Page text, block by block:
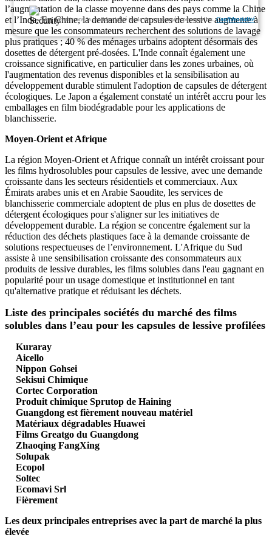
Nous garantissons la confidentialité totale de vos données personnelles.Confidentialité
l’augmentation de la classe moyenne dans des pays comme la Chine
et l’Inde. En Chine, la demande de capsules de lessive augmente à
mesure que les consommateurs recherchent des solutions de lavage
plus pratiques ; 40 % des ménages urbains adoptent désormais des
dosettes de détergent pré-dosées. L'Inde connaît également une
croissance significative, en particulier dans les zones urbaines, où
l'augmentation des revenus disponibles et la sensibilisation au
développement durable stimulent l'adoption de capsules de détergent
écologiques. Le Japon a également constaté un intérêt accru pour les
emballages en film biodégradable pour les applications de
blanchisserie.
Moyen-Orient et Afrique
La région Moyen-Orient et Afrique connaît un intérêt croissant pour
les films hydrosolubles pour capsules de lessive, avec une demande
croissante dans les secteurs résidentiels et commerciaux. Aux
Émirats arabes unis et en Arabie Saoudite, les services de
blanchisserie commerciale adoptent de plus en plus de dosettes de
détergent écologiques pour s'aligner sur les initiatives de
développement durable. La région se concentre également sur la
réduction des déchets plastiques face à la demande croissante de
solutions respectueuses de l’environnement. L'Afrique du Sud
assiste à une sensibilisation croissante des consommateurs aux
produits de lessive durables, les films solubles dans l'eau gagnant en
popularité pour un usage domestique et institutionnel en tant
qu'alternative pratique et réduisant les déchets.
Liste des principales sociétés du marché des films
solubles dans l’eau pour les capsules de lessive profilées
Kuraray
Aicello
Nippon Gohsei
Sekisui Chimique
Cortec Corporation
Produit chimique Sprutop de Haining
Guangdong est fièrement nouveau matériel
Matériaux dégradables Huawei
Films Greatgo du Guangdong
Zhaoqing FangXing
Solupak
Ecopol
Soltec
Ecomavi Srl
Fièrement
Les deux principales entreprises avec la part de marché la plus
élevée